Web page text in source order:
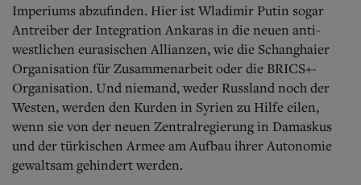
Imperiums abzufinden. Hier ist Wladimir Putin sogar
Antreiber der Integration Ankaras in die neuen anti-
westlichen eurasischen Allianzen, wie die Schanghaier
Organisation für Zusammenarbeit oder die BRICS+-
Organisation. Und niemand, weder Russland noch der
Westen, werden den Kurden in Syrien zu Hilfe eilen,
wenn sie von der neuen Zentralregierung in Damaskus
und der türkischen Armee am Aufbau ihrer Autonomie
gewaltsam gehindert werden.